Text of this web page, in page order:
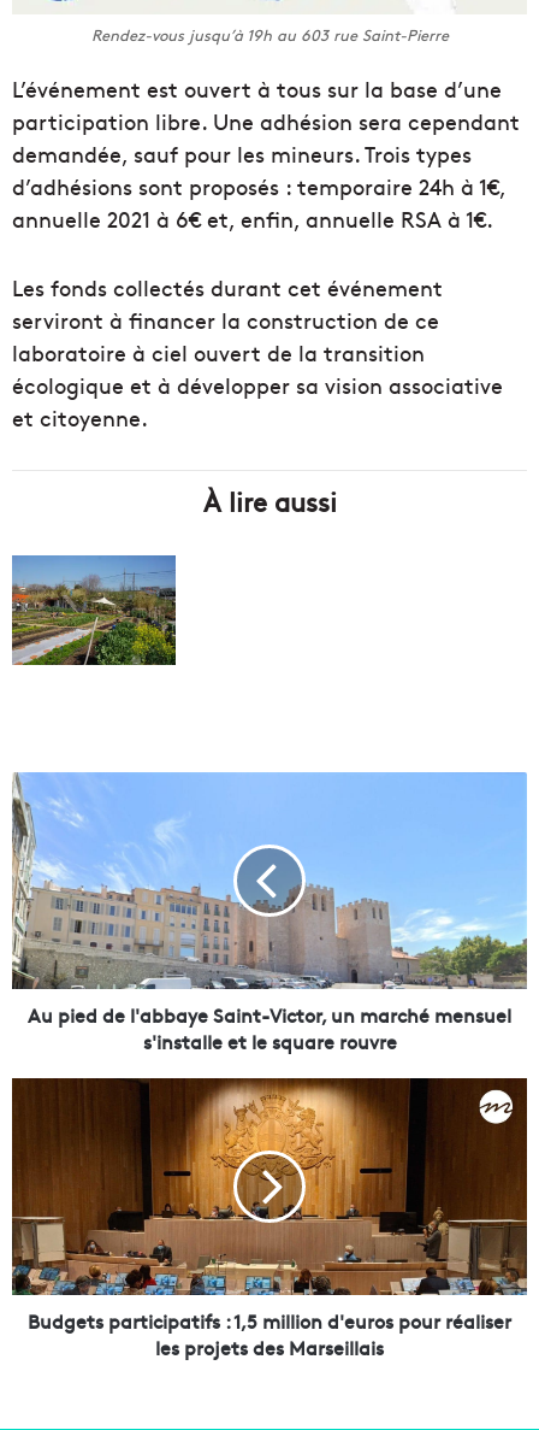
Rendez-vous jusqu’à 19h au 603 rue Saint-Pierre
L’événement est ouvert à tous sur la base d’une
participation libre. Une adhésion sera cependant
demandée, sauf pour les mineurs. Trois types
d’adhésions sont proposés : temporaire 24h à 1€,
annuelle 2021 à 6€ et, enfin, annuelle RSA à 1€.
Les fonds collectés durant cet événement
serviront à financer la construction de ce
laboratoire à ciel ouvert de la transition
écologique et à développer sa vision associative
et citoyenne.
À lire aussi
A
u
p
i
e
d
d
e
l
a
n
t
Au pied de l'abbaye Saint-Victor, un marché mensuel
s'installe et le square rouvre
t
s
p
a
Budgets participatifs : 1,5 million d'euros pour réaliser
les projets des Marseillais